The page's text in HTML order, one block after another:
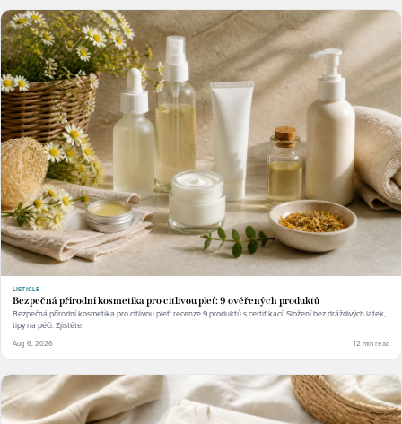
LISTICLE
Bezpečná přírodní kosmetika pro citlivou pleť: 9 ověřených produktů
Bezpečná přírodní kosmetika pro citlivou pleť: recenze 9 produktů s certifikací. Složení bez dráždivých látek,
tipy na péči. Zjistěte.
Aug 6, 2026 12 min read